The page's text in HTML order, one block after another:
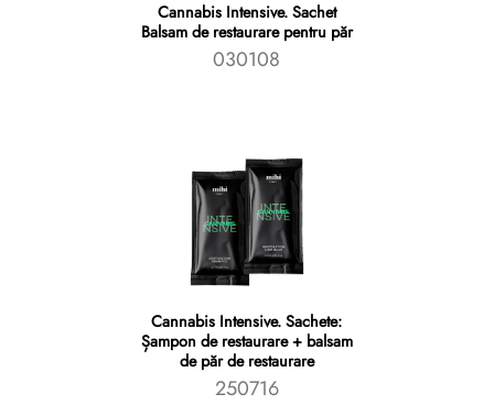
Cannabis Intensive. Sachet
Balsam de restaurare pentru păr
030108
Cannabis Intensive. Sachete:
Șampon de restaurare + balsam
de păr de restaurare
250716